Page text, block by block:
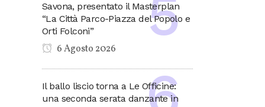
Savona, presentato il Masterplan
“La Città Parco-Piazza del Popolo e
Orti Folconi”
6 Agosto 2026
Il ballo liscio torna a Le Officine:
una seconda serata danzante in